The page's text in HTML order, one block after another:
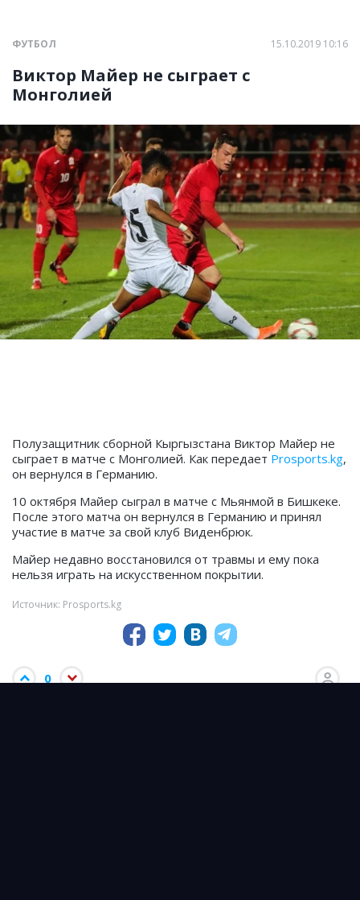
ФУТБОЛ 15.10.2019 10:16
Виктор Майер не сыграет с
Монголией
Полузащитник сборной Кыргызстана Виктор Майер не
сыграет в матче с Монголией. Как передает Prosports.kg,
он вернулся в Германию.
10 октября Майер сыграл в матче с Мьянмой в Бишкеке.
После этого матча он вернулся в Германию и принял
участие в матче за свой клуб Виденбрюк.
Майер недавно восстановился от травмы и ему пока
нельзя играть на искусственном покрытии.
Источник: Prosports.kg
0